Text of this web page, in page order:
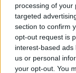
processing of your
targeted
section to confirm
opt-out request is
interest-based
us or personal
your opt-out. You
MISSA INTE
NYHETER